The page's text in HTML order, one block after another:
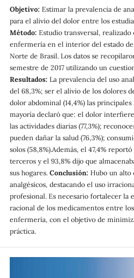
Objetivo: Estimar la prevalencia de
para el alivio del dolor entre los
Método: Estudio transversal, realizado
enfermería en el interior del estado de
Norte de Brasil. Los datos se
semestre de 2017 utilizando un
Resultados: La prevalencia del uso
del 68,3%; ser el alivio de los dolores
dolor abdominal (14,4%) las principales
mayoría declaró que: el dolor
las actividades diarias (77,3%);
pueden dañar la salud (76,3%);
solos (58,8%).Además, el 47,4%
terceros y el 93,8% dijo que
sus hogares. Conclusión: Hubo un alto
analgésicos, destacando el uso
profesional. Es necesario fortalecer la
racional de los medicamentos entre
enfermería, con el objetivo de
práctica.